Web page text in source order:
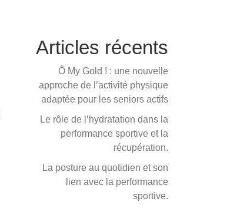
Articles récents
Ô My Gold ! : une nouvelle
approche de l’activité physique
adaptée pour les seniors actifs
Le rôle de l’hydratation dans la
performance sportive et la
récupération.
La posture au quotidien et son
lien avec la performance
sportive.